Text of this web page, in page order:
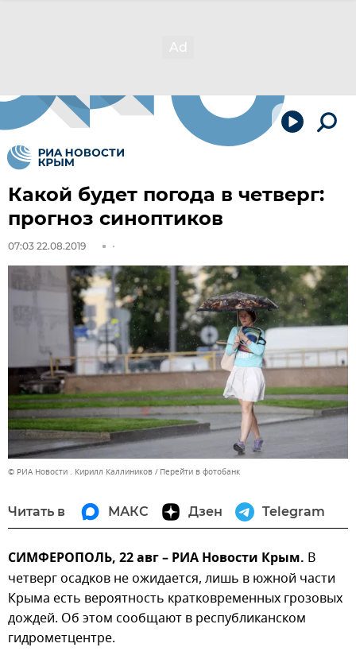
Какой будет погода в четверг:
прогноз синоптиков
07:03 22.08.2019
© РИА Новости . Кирилл Каллиников Перейти в фотобанк
Читать в МАКС Дзен Telegram
СИМФЕРОПОЛЬ, 22 авг – РИА Новости Крым. В
четверг осадков не ожидается, лишь в южной части
Крыма есть вероятность кратковременных грозовых
дождей. Об этом сообщают в республиканском
гидрометцентре.